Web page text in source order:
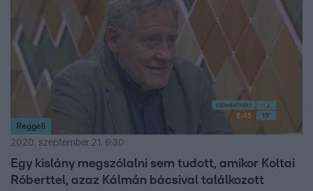
Reggeli
2020. szeptember 21. 6:30
Egy kislány megszólalni sem tudott, amikor Koltai
Róberttel, azaz Kálmán bácsival találkozott